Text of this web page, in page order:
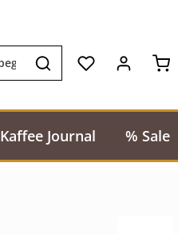
Kaffee Journal % Sale